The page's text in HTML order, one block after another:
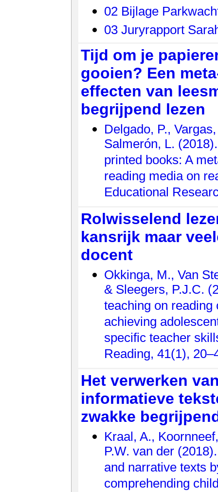
02 Bijlage
03 Juryrapport
Tijd om je
gooien? Een
effecten van
begrijpend lezen
Delgado, P.,
Salmerón, L.
printed books: A
reading media on
Educational
Rolwisselend
kansrijk maar
docent
Okkinga, M., Van
& Sleegers, P.J.C.
teaching on
achieving
specific teacher
Reading, 41(1),
Het verwerken
informatieve
zwakke
Kraal, A.,
P.W. van der
and narrative texts
comprehending